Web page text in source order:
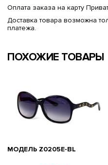
Оплата заказа на карту
Доставка товара возможна
платежа.
ПОХОЖИЕ ТОВАРЫ
МОДЕЛЬ Z0205E-BL